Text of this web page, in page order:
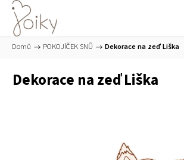
Domů / POKOJÍČEK SNŮ / Dekorace na zeď Liška
Dekorace na zeď Liška